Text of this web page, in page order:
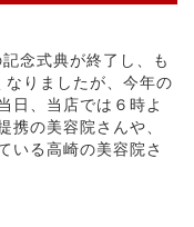
念式典が終了し、も
りましたが、今年の
日、当店では６時よ
携の美容院さんや、
いる高崎の美容院さ